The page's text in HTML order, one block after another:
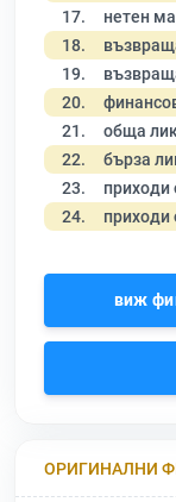
17. нетен
18.
19.
20.
21. обща
22. бърза
23. приходи
24. приходи
виж
ОРИГИНАЛНИ